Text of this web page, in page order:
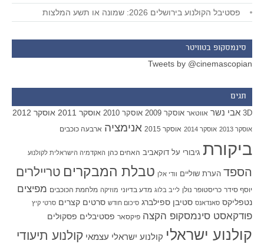
פסטיבל הקולנוע בירושלים 2026: שמונה או תשע המלצות
סינמסקופ בטוויטר
Tweets by @cinemascopian
תגים
3D אבי נשר אווטאר אוסקר 2009 אוסקר 2010 אוסקר 2011 אוסקר 2012
אוסקר 2013 אוסקר 2014 אוסקר 2015 אנימציה ארבעה כוכבים
ביקורת גיבורי על דוקאביב האחים כהן האקדמיה הישראלית לקולנוע
הספד הערת שוליים וודי אלן טבלת המבקרים טריילרים
יוסף סידר כריסטופר נולן לייב בלוג מדע בדיוני מוזיקה מלחמת הכוכבים מפיצים
נטפליקס סאנדאנס סטיבן ספילברג סיכום חודש סרטים קצרים סרטי קיץ
פודקאסט סינמסקופ הקצה פיקסאר פסטיבלים פסקולים
קולנוע ישראלי קולנוע ישראלי עצמאי קולנוע תיעודי